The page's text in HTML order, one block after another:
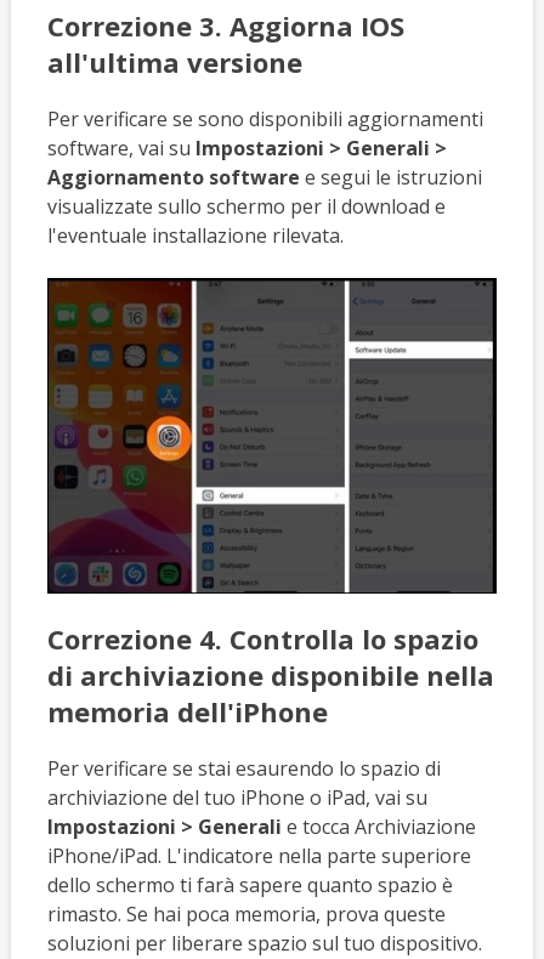
Correzione 3. Aggiorna IOS
all'ultima versione
Per verificare se sono disponibili aggiornamenti
software, vai su Impostazioni > Generali >
Aggiornamento software e segui le istruzioni
visualizzate sullo schermo per il download e
l'eventuale installazione rilevata.
Correzione 4. Controlla lo spazio
di archiviazione disponibile nella
memoria dell'iPhone
Per verificare se stai esaurendo lo spazio di
archiviazione del tuo iPhone o iPad, vai su
Impostazioni > Generali e tocca Archiviazione
iPhone/iPad. L'indicatore nella parte superiore
dello schermo ti farà sapere quanto spazio è
rimasto. Se hai poca memoria, prova queste
soluzioni per liberare spazio sul tuo dispositivo.